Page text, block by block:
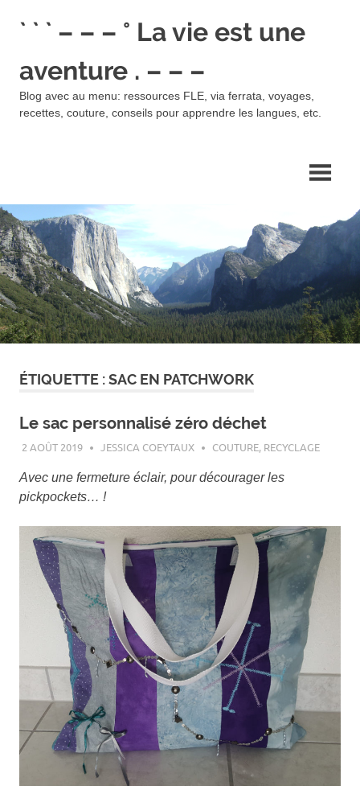
` ` ` – – – ° La vie est une
aventure . – – –
Blog avec au menu: ressources FLE, via ferrata, voyages,
recettes, couture, conseils pour apprendre les langues, etc.
ÉTIQUETTE :SAC EN PATCHWORK
Le sac personnalisé zéro déchet
2 AOÛT 2019 JESSICA COEYTAUX COUTURE, RECYCLAGE
Avec une fermeture éclair, pour décourager les
pickpockets… !